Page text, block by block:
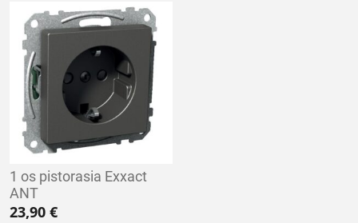
1 os pistorasia Exxact
ANT
23,90 €